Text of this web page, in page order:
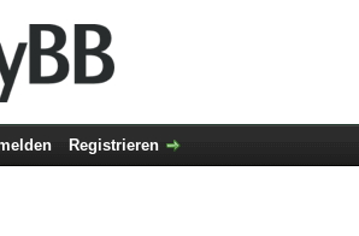
Registrieren